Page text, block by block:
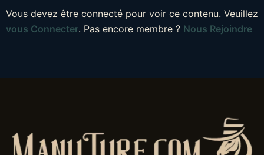
Vous devez être connecté pour voir ce contenu. Veuillez
vous Connecter. Pas encore membre ? Nous Rejoindre